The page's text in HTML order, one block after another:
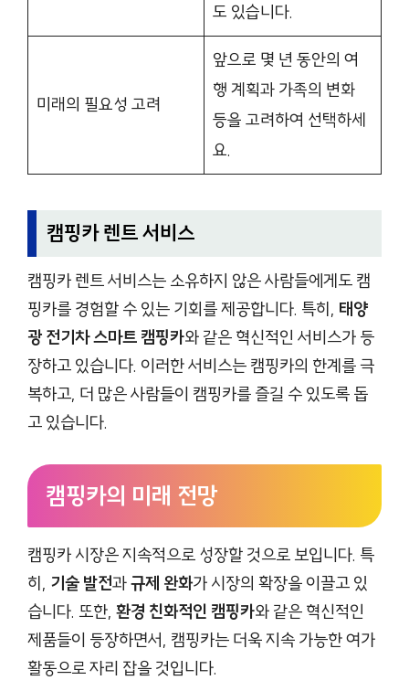
도 있습니다.
미래의 필요성 고려
앞으로 몇 년 동안의 여
행 계획과 가족의 변화
등을 고려하여 선택하세
요.
캠핑카 렌트 서비스
캠핑카 렌트 서비스는 소유하지 않은 사람들에게도 캠
핑카를 경험할 수 있는 기회를 제공합니다. 특히, 태양
광 전기차 스마트 캠핑카와 같은 혁신적인 서비스가 등
장하고 있습니다. 이러한 서비스는 캠핑카의 한계를 극
복하고, 더 많은 사람들이 캠핑카를 즐길 수 있도록 돕
고 있습니다.
캠핑카의 미래 전망
캠핑카 시장은 지속적으로 성장할 것으로 보입니다. 특
히, 기술 발전과규제 완화가 시장의 확장을 이끌고 있
습니다. 또한, 환경 친화적인 캠핑카와 같은 혁신적인
제품들이 등장하면서, 캠핑카는 더욱 지속 가능한 여가
활동으로 자리 잡을 것입니다.